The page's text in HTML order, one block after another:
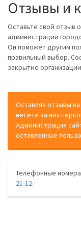
Отзывы и
Оставьте свой отзыв
администрации
Он поможет другим
правильный выбор.
закрытие
Оставляя отзывы
несете за них
Администрация
оставленные
Телефонные
21-12.